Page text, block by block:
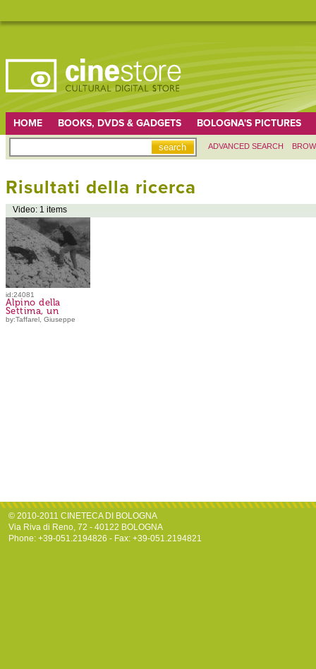
HOME BOOKS, DVDS & GADGETS BOLOGNA'S PICTURES
ADVANCED SEARCH
Risultati della ricerca
Video: 1 items
id:24081
Alpino della
Settima, un
by:Taffarel, Giuseppe
© 2010-2011 CINETECA DI BOLOGNA
Via Riva di Reno, 72 - 40122 BOLOGNA
Phone: +39-051.2194826 - Fax: +39-051.2194821